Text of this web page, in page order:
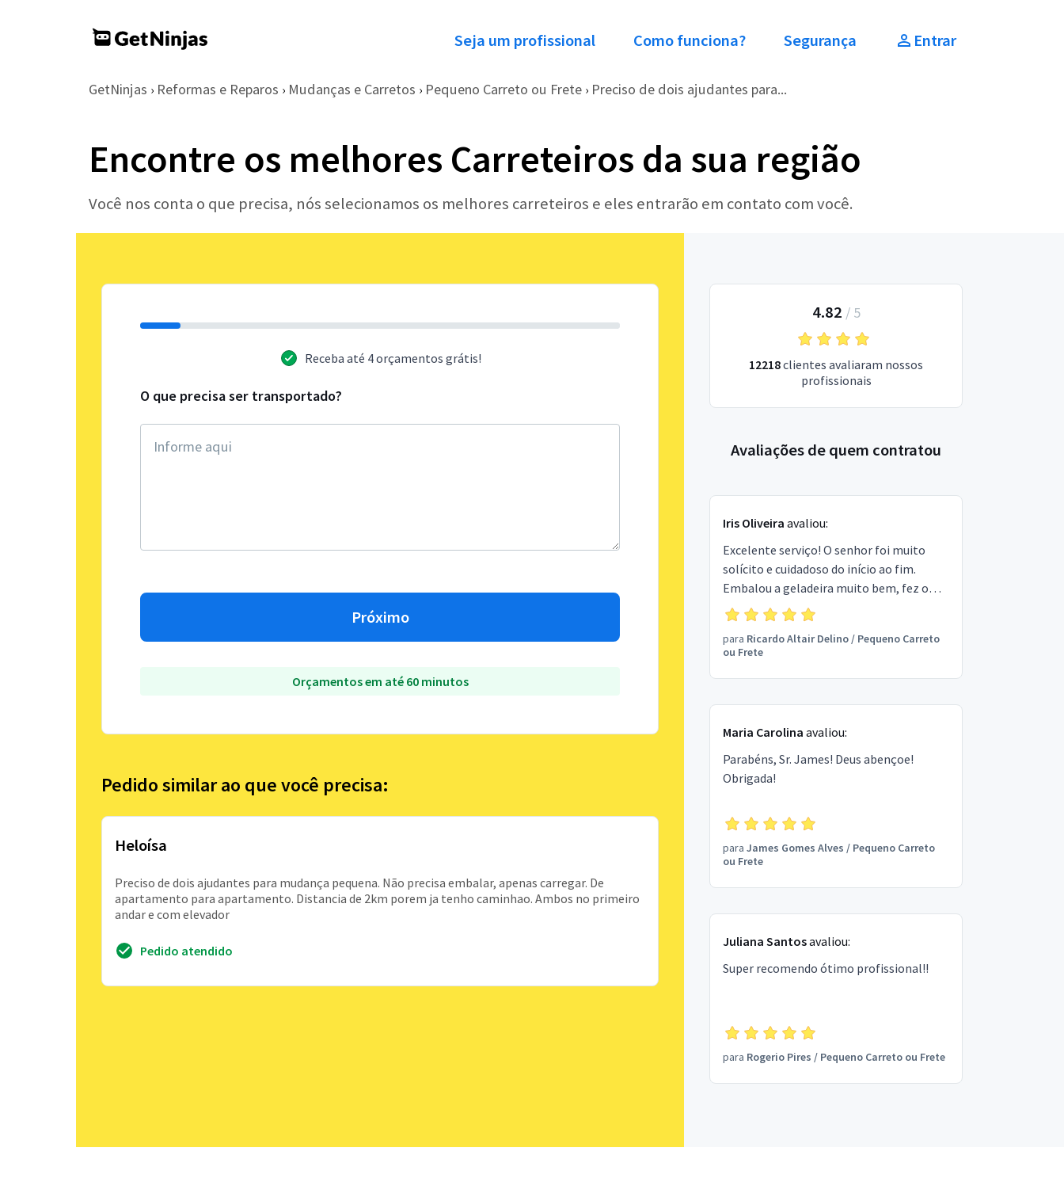
Seja um profissional Como funciona? Segurança Entrar
GetNinjas › Reformas e Reparos › Mudanças e Carretos › Pequeno Carreto ou Frete › Preciso de dois ajudantes para...
Encontre os melhores Carreteiros da sua região
Você nos conta o que precisa, nós selecionamos os melhores carreteiros e eles entrarão em contato com você.
Receba até 4 orçamentos grátis!
O que precisa ser transportado?
Próximo
Orçamentos em até 60 minutos
Pedido similar ao que você precisa:
Heloísa
Preciso de dois ajudantes para mudança pequena. Não precisa embalar, apenas carregar. De
apartamento para apartamento. Distancia de 2km porem ja tenho caminhao. Ambos no primeiro
andar e com elevador
Pedido atendido
4.82 / 5
12218clientes avaliaram nossos
profissionais
Avaliações de quem contratou
Iris Oliveira avaliou:
Excelente serviço! O senhor foi muito
solícito e cuidadoso do início ao fim.
Embalou a geladeira muito bem, fez o
transporte com todo o cuidado e deu tudo
certo. Pessoa de confiança, pontual e
muito educada. Recomendo!
para Ricardo Altair Delino/ Pequeno Carreto
ou Frete
Maria Carolina avaliou:
Parabéns, Sr. James! Deus abençoe!
Obrigada!
para James Gomes Alves / Pequeno Carreto
ou Frete
Juliana Santosavaliou:
Super recomendo ótimo profissional!!
para Rogerio Pires / Pequeno Carreto ou Frete